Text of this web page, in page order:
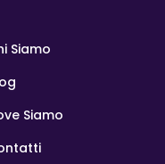
Siamo
Siamo